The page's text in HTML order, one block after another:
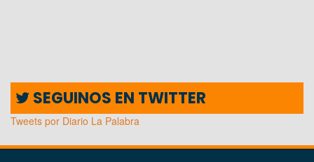
SEGUINOS EN TWITTER
Tweets por Diario La Palabra